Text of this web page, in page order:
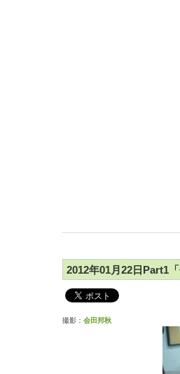
2012年01月22日Part1
撮影： 会田邦秋